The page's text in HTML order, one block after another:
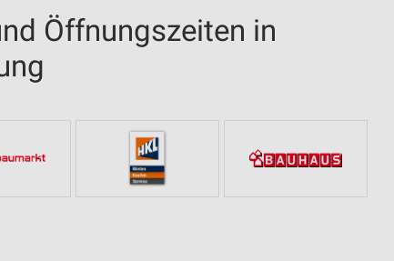
Öffnungszeiten in